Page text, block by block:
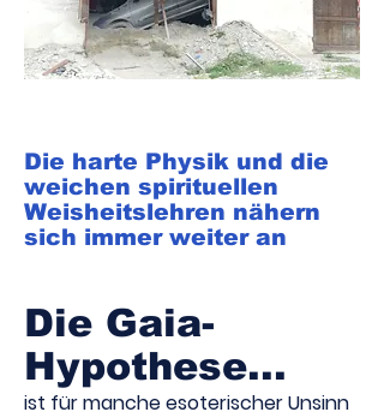
Die harte Physik und die
weichen spirituellen
Weisheitslehren nähern
sich immer weiter an
Die Gaia-
Hypothese...
ist für manche esoterischer Unsinn